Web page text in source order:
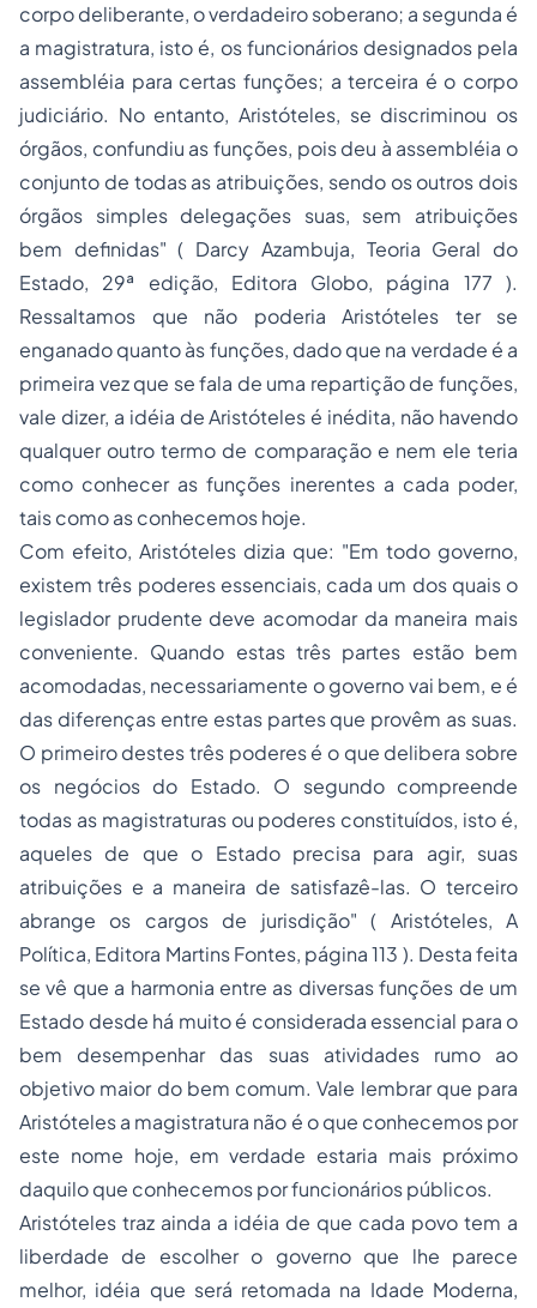
corpo deliberante, o verdadeiro soberano; a segunda é
a magistratura, isto é, os funcionários designados pela
assembléia para certas funções; a terceira é o corpo
judiciário. No entanto, Aristóteles, se discriminou os
órgãos, confundiu as funções, pois deu à assembléia o
conjunto de todas as atribuições, sendo os outros dois
órgãos simples delegações suas, sem atribuições
bem definidas"( Darcy Azambuja, Teoria Geral do
Estado, 29ª edição, Editora Globo, página 177 ).
Ressaltamos que não poderia Aristóteles ter se
enganado quanto às funções, dado que na verdade é a
primeira vez que se fala de uma repartição de funções,
vale dizer, a idéia de Aristóteles é inédita, não havendo
qualquer outro termo de comparação e nem ele teria
como conhecer as funções inerentes a cada poder,
tais como as conhecemos hoje.
Com efeito, Aristóteles dizia que: "Em todo governo,
existem três poderes essenciais, cada um dos quais o
legislador prudente deve acomodar da maneira mais
conveniente. Quando estas três partes estão bem
acomodadas, necessariamente o governo vai bem, e é
das diferenças entre estas partes que provêm as suas.
O primeiro destes três poderes é o que delibera sobre
os negócios do Estado. O segundo compreende
todas as magistraturas ou poderes constituídos, isto é,
aqueles de que o Estado precisa para agir, suas
atribuições e a maneira de satisfazê-las. O terceiro
abrange os cargos de jurisdição" ( Aristóteles, A
Política, Editora Martins Fontes, página 113 ). Desta feita
se vê que a harmonia entre as diversas funções de um
Estado desde há muito é considerada essencial para o
bem desempenhar das suas atividades rumo ao
objetivo maior do bem comum. Vale lembrar que para
Aristóteles a magistratura não é o que conhecemos por
este nome hoje, em verdade estaria mais próximo
daquilo que conhecemos por funcionários públicos.
Aristóteles traz ainda a idéia de que cada povo tem a
liberdade de escolher o governo que lhe parece
melhor, idéia que será retomada na Idade Moderna,